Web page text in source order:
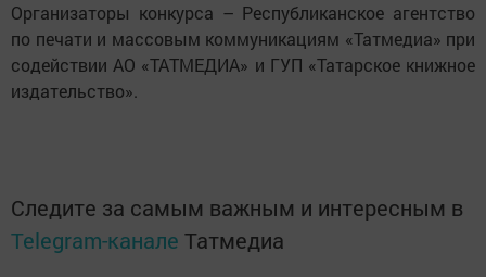
Организаторы конкурса – Республиканское агентство
по печати и массовым коммуникациям «Татмедиа» при
содействии АО «ТАТМЕДИА» и ГУП «Татарское книжное
издательство».
Следите за самым важным и интересным в
Telegram-канале Татмедиа